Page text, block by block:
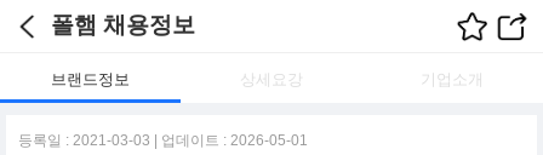
폴햄 채용정보
브랜드정보 상세요강 기업소개
등록일 : 2021-03-03 | 업데이트 : 2026-05-01